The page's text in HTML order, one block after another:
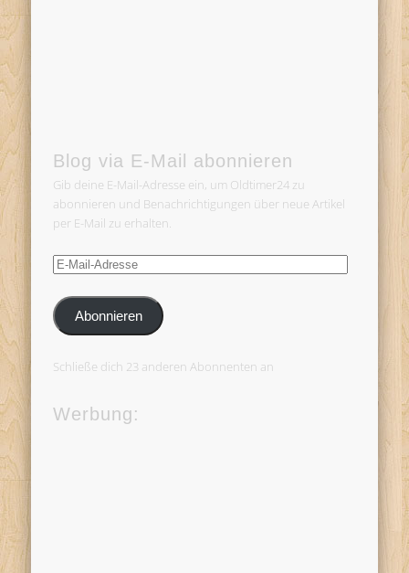
Blog via E-Mail abonnieren
Gib deine E-Mail-Adresse ein, um Oldtimer24 zu
abonnieren und Benachrichtigungen über neue Artikel
per E-Mail zu erhalten.
E-
Adresse
Abonnieren
Schließe dich 23 anderen Abonnenten an
Werbung: